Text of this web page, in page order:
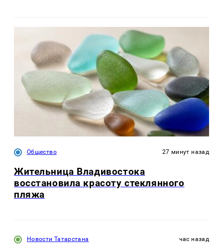
Общество 27 минут назад
Жительница Владивостока
восстановила красоту стеклянного
пляжа
Новости Татарстана час назад